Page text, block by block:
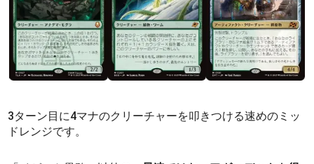
3ターン目に4マナのクリーチャーを叩きつける速めのミッ
ドレンジです。